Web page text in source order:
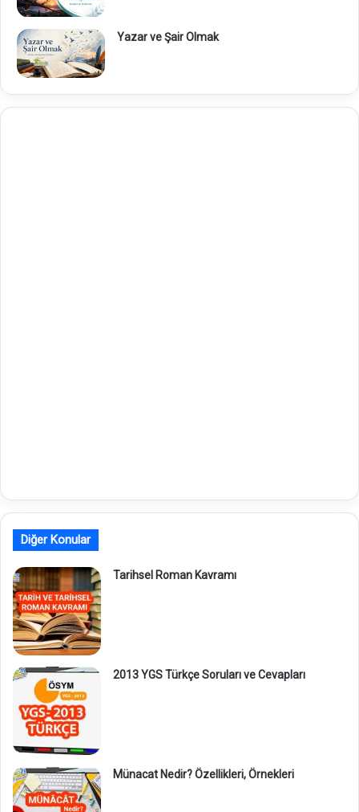
Yazar ve Şair Olmak
Diğer Konular
Tarihsel Roman Kavramı
2013 YGS Türkçe Soruları ve Cevapları
Münacat Nedir? Özellikleri, Örnekleri